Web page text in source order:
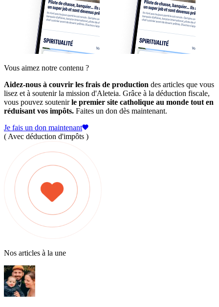
Vous aimez notre contenu ?
Aidez-nous à couvrir les frais de production des articles que vous
lisez et à soutenir la mission d'Aleteia. Grâce à la déduction fiscale,
vous pouvez soutenirle premier site catholique au monde tout en
réduisant vos impôts. Faites un don dès maintenant.
Je fais un don maintenant
( Avec déduction d'impôts )
Nos articles à la une